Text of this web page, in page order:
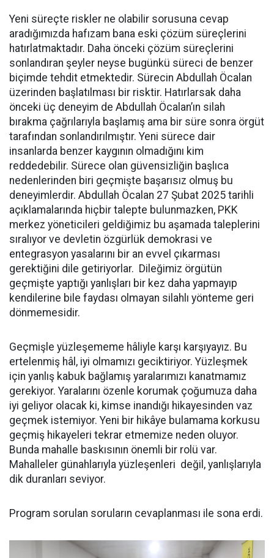
Yeni süreçte riskler ne olabilir sorusuna cevap
aradığımızda hafızam bana eski çözüm süreçlerini
hatırlatmaktadır. Daha önceki çözüm süreçlerini
sonlandıran şeyler neyse bugünkü süreci de benzer
biçimde tehdit etmektedir. Sürecin Abdullah Öcalan
üzerinden başlatılması bir risktir. Hatırlarsak daha
önceki üç deneyim de Abdullah Öcalan’ın silah
bırakma çağrılarıyla başlamış ama bir süre sonra örgüt
tarafından sonlandırılmıştır. Yeni sürece dair
insanlarda benzer kaygının olmadığını kim
reddedebilir. Sürece olan güvensizliğin başlıca
nedenlerinden biri geçmişte başarısız olmuş bu
deneyimlerdir. Abdullah Öcalan 27 Şubat 2025 tarihli
açıklamalarında hiçbir talepte bulunmazken, PKK
merkez yöneticileri geldiğimiz bu aşamada taleplerini
sıralıyor ve devletin özgürlük demokrasi ve
entegrasyon yasalarını bir an evvel çıkarması
gerektiğini dile getiriyorlar. Dileğimiz örgütün
geçmişte yaptığı yanlışları bir kez daha yapmayıp
kendilerine bile faydası olmayan silahlı yönteme geri
dönmemesidir.
Geçmişle yüzleşememe hâliyle karşı karşıyayız. Bu
ertelenmiş hâl, iyi olmamızı geciktiriyor. Yüzleşmek
için yanlış kabuk bağlamış yaralarımızı kanatmamız
gerekiyor. Yaralarını özenle korumak çoğumuza daha
iyi geliyor olacak ki, kimse inandığı hikayesinden vaz
geçmek istemiyor. Yeni bir hikâye bulamama korkusu
geçmiş hikayeleri tekrar etmemize neden oluyor.
Bunda mahalle baskısının önemli bir rolü var.
Mahalleler günahlarıyla yüzleşenleri değil, yanlışlarıyla
dik duranları seviyor.
Program sorulan soruların cevaplanması ile sona erdi.